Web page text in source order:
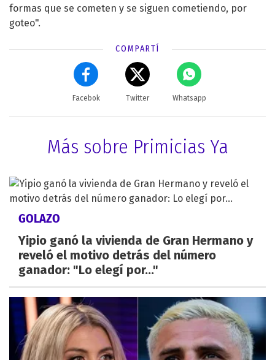
formas que se cometen y se siguen cometiendo, por
goteo".
COMPARTÍ
Facebok Twitter Whatsapp
Más sobre Primicias Ya
GOLAZO
Yipio ganó la vivienda de Gran Hermano y
reveló el motivo detrás del número
ganador: "Lo elegí por..."